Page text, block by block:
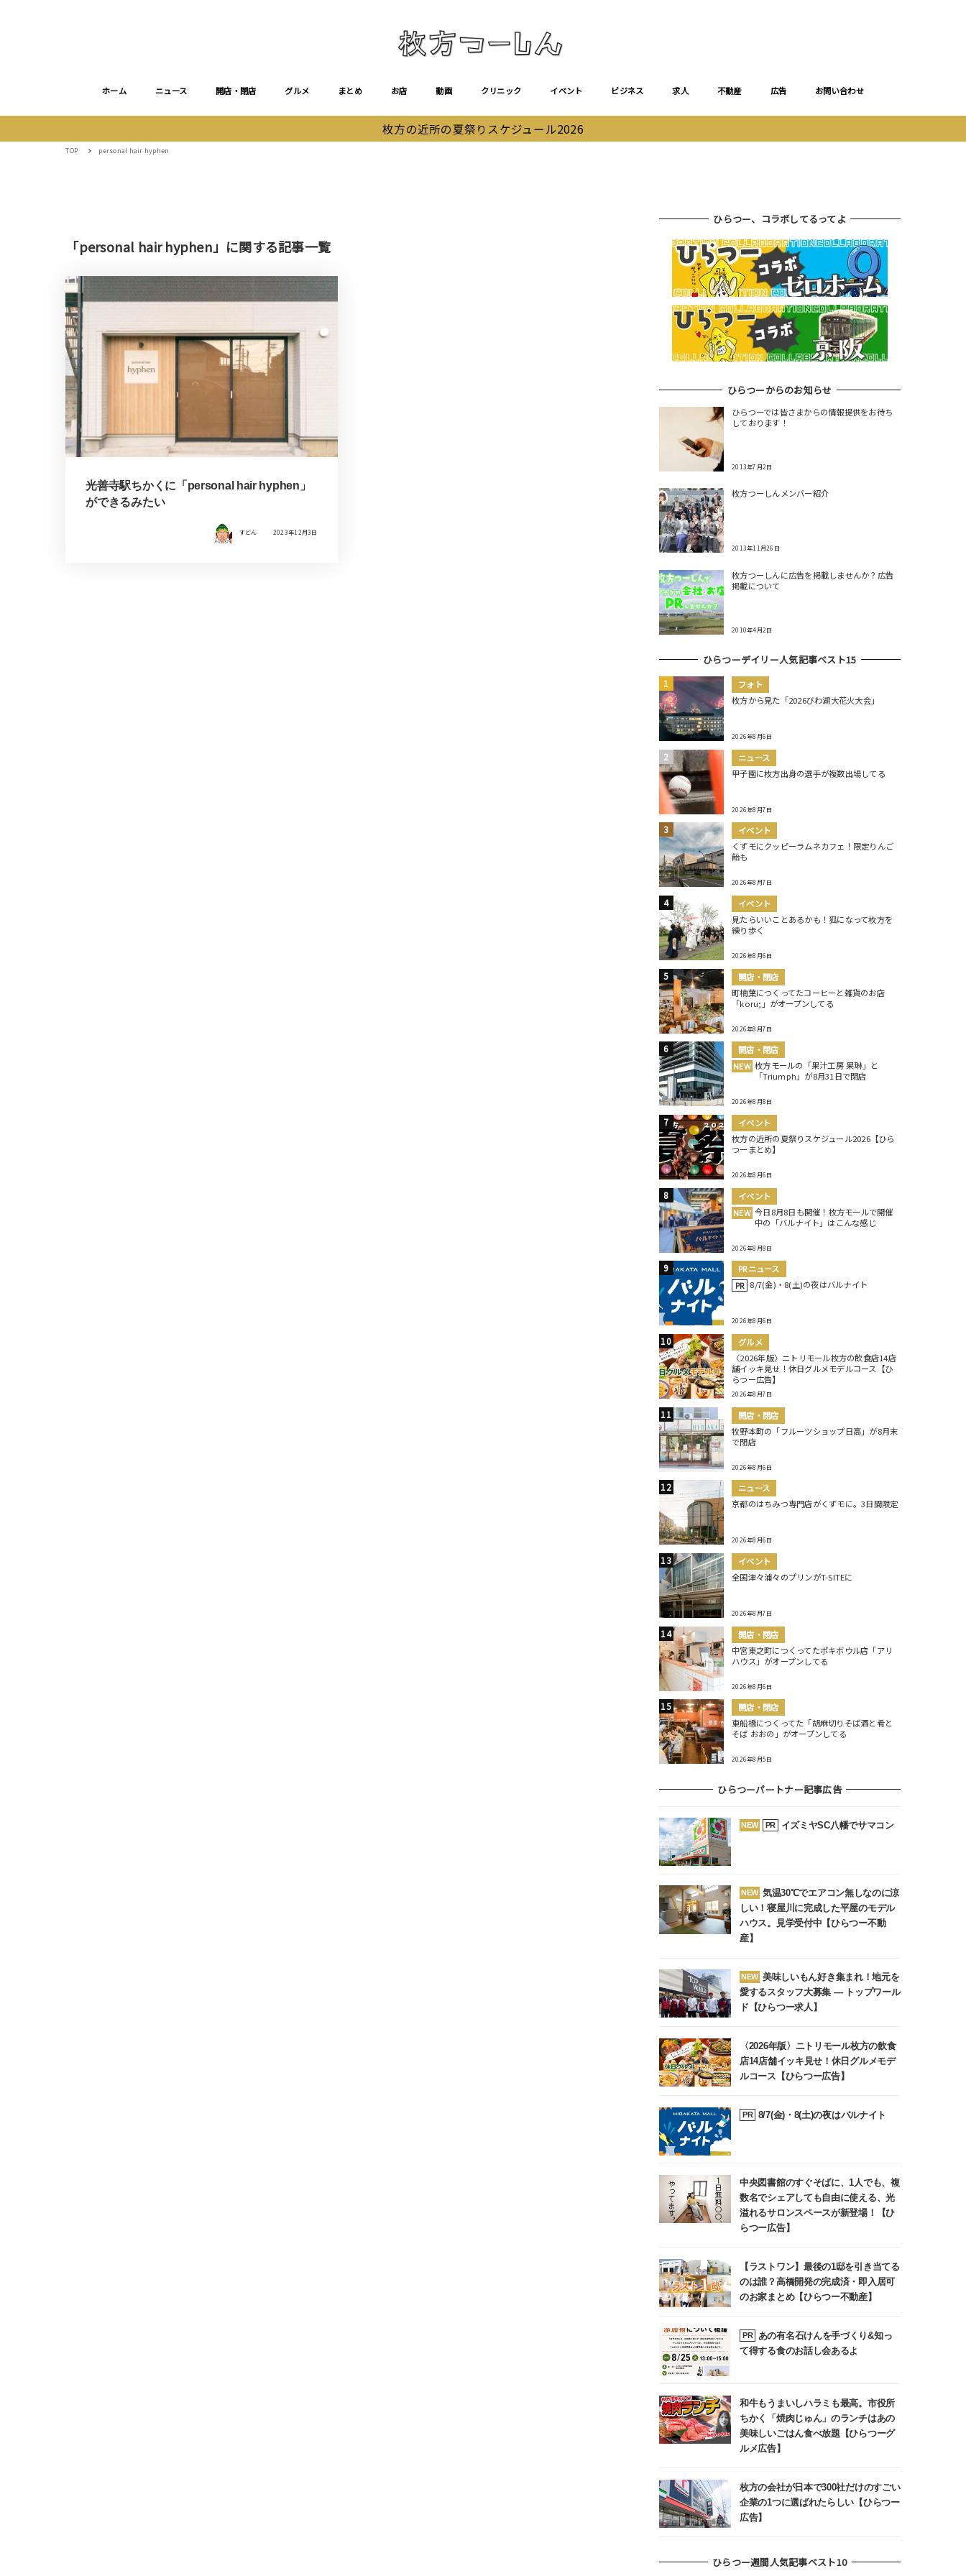
ホーム ニュース 開店・閉店 グルメ まとめ お店 動画 クリニック イベント ビジネス 求人 不動産 広告 お問い合わせ
枚方の近所の夏祭りスケジュール2026
TOP personal hair hyphen
「personal hair hyphen」に関する記事一覧
光善寺駅ちかくに「personal hair hyphen」
ができるみたい
すどん 2023年12月3日
ひらつー、コラボしてるってよ
ひらつーからのお知らせ
ひらつーでは皆さまからの情報提供をお待ち
しております！
2013年7月2日
枚方つーしんメンバー紹介
2013年11月26日
枚方つーしんに広告を掲載しませんか？広告
掲載について
2010年4月2日
ひらつーデイリー人気記事ベスト15
フォト
枚方から見た「2026びわ湖大花火大会」
2026年8月6日
ニュース
甲子園に枚方出身の選手が複数出場してる
2026年8月7日
イベント
くずモにクッピーラムネカフェ！限定りんご
飴も
2026年8月7日
イベント
見たらいいことあるかも！狐になって枚方を
練り歩く
2026年8月6日
開店・閉店
町楠葉につくってたコーヒーと雑貨のお店
「koru;」がオープンしてる
2026年8月7日
開店・閉店
NEW 枚方モールの「果汁工房 果琳」と
「Triumph」が8月31日で閉店
2026年8月8日
イベント
枚方の近所の夏祭りスケジュール2026【ひら
つーまとめ】
2026年8月6日
イベント
NEW 今日8月8日も開催！枚方モールで開催
中の「バルナイト」はこんな感じ
2026年8月8日
PRニュース
PR 8/7(金)・8(土)の夜はバルナイト
2026年8月6日
グルメ
〈2026年版〉ニトリモール枚方の飲食店14店
舗イッキ見せ！休日グルメモデルコース【ひ
らつー広告】
2026年8月7日
開店・閉店
牧野本町の「フルーツショップ日高」が8月末
で閉店
2026年8月6日
ニュース
京都のはちみつ専門店がくずモに。3日間限定
2026年8月6日
イベント
全国津々浦々のプリンがT-SITEに
2026年8月7日
開店・閉店
中宮東之町につくってたポキボウル店「アリ
ハウス」がオープンしてる
2026年8月6日
開店・閉店
東船橋につくってた「胡麻切りそば酒と肴と
そば おおの」がオープンしてる
2026年8月5日
ひらつーパートナー記事広告
NEW PR イズミヤSC八幡でサマコン
NEW 気温30℃でエアコン無しなのに涼
しい！寝屋川に完成した平屋のモデル
ハウス。見学受付中【ひらつー不動
産】
NEW 美味しいもん好き集まれ！地元を
愛するスタッフ大募集 ― トップワール
ド【ひらつー求人】
〈2026年版〉ニトリモール枚方の飲食
店14店舗イッキ見せ！休日グルメモデ
ルコース【ひらつー広告】
PR 8/7(金)・8(土)の夜はバルナイト
中央図書館のすぐそばに、1人でも、複
数名でシェアしても自由に使える、光
溢れるサロンスペースが新登場！【ひ
らつー広告】
【ラストワン】最後の1邸を引き当てる
のは誰？高橋開発の完成済・即入居可
のお家まとめ【ひらつー不動産】
PR
あの有名石けんを手づくり&知っ
て得する食のお話し会あるよ
和牛もうまいしハラミも最高。市役所
ちかく「焼肉じゅん」のランチはあの
美味しいごはん食べ放題【ひらつーグ
ルメ広告】
枚方の会社が日本で300社だけのすごい
企業の1つに選ばれたらしい【ひらつー
広告】
ひらつー週間人気記事ベスト10